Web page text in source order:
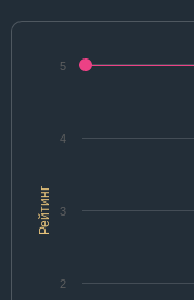
Рейтинг
2
3
4
5